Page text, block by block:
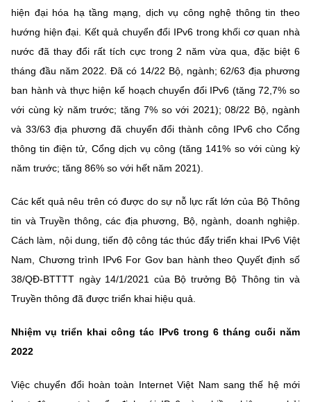
hiện đại hóa hạ tầng mạng, dịch vụ công nghệ thông tin theo
hướng hiện đại. Kết quả chuyển đổi IPv6 trong khối cơ quan nhà
nước đã thay đổi rất tích cực trong 2 năm vừa qua, đặc biệt 6
tháng đầu năm 2022. Đã có 14/22 Bộ, ngành; 62/63 địa phương
ban hành và thực hiện kế hoạch chuyển đổi IPv6 (tăng 72,7% so
với cùng kỳ năm trước; tăng 7% so với 2021); 08/22 Bộ, ngành
và 33/63 địa phương đã chuyển đổi thành công IPv6 cho Cổng
thông tin điện tử, Cổng dịch vụ công (tăng 141% so với cùng kỳ
năm trước; tăng 86% so với hết năm 2021).
Các kết quả nêu trên có được do sự nỗ lực rất lớn của Bộ Thông
tin và Truyền thông, các địa phương, Bộ, ngành, doanh nghiệp.
Cách làm, nội dung, tiến độ công tác thúc đẩy triển khai IPv6 Việt
Nam, Chương trình IPv6 For Gov ban hành theo Quyết định số
38/QĐ-BTTTT ngày 14/1/2021 của Bộ trưởng Bộ Thông tin và
Truyền thông đã được triển khai hiệu quả.
Nhiệm vụ triển khai công tác IPv6 trong 6 tháng cuối năm
2022
Việc chuyển đổi hoàn toàn Internet Việt Nam sang thế hệ mới